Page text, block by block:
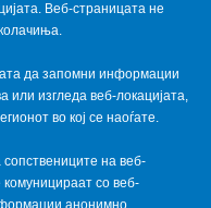
Веб-страницата не
да запомни информации
или изгледа веб-локацијата,
во кој се наоѓате.
на веб-
комуницираат со веб-
анонимно.